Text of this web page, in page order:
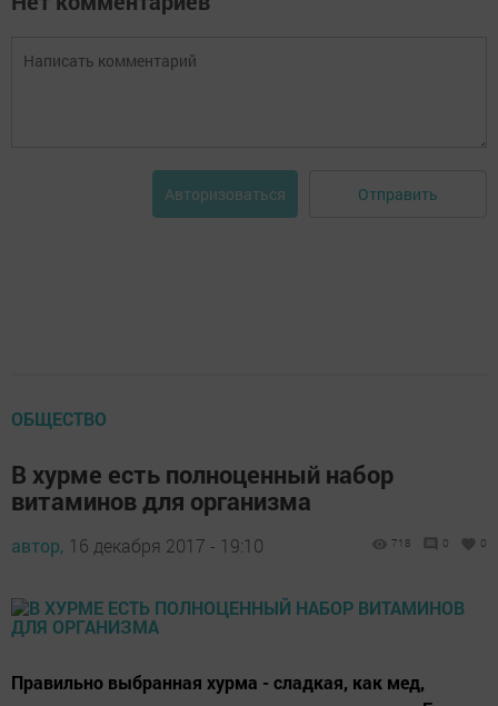
Авторизоваться Отправить
ОБЩЕСТВО
В хурме есть полноценный набор
витаминов для организма
автор, 16 декабря 2017 - 19:10 718 0 0
Правильно выбранная хурма - сладкая, как мед,